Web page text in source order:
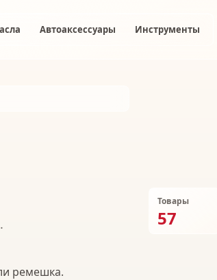
Автоаксессуары Инструменты
Товары
57
ремешка.